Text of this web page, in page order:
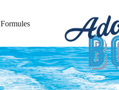
Formules